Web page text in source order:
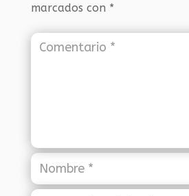
marcados con *